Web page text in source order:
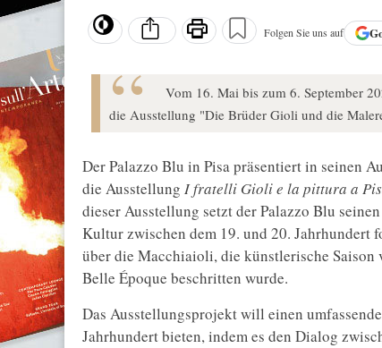
Folgen Sie uns auf
Vom 16. Mai bis zum 6. September
die Ausstellung "Die Brüder Gioli und die
Der Palazzo Blu in Pisa präsentiert in seinen
die Ausstellung I fratelli Gioli e la pittura a
dieser Ausstellung setzt der Palazzo Blu
Kultur zwischen dem 19. und 20. Jahrhundert
über die Macchiaioli, die künstlerische
Belle Époque beschritten wurde.
Das Ausstellungsprojekt will einen
Jahrhundert bieten, indem es den Dialog